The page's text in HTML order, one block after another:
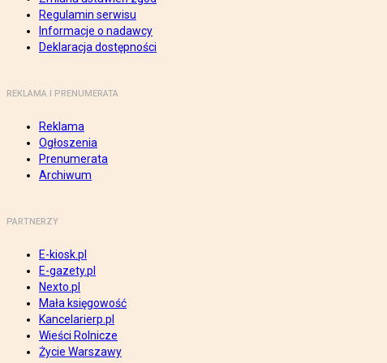
Regulamin serwisu
Informacje o nadawcy
Deklaracja dostępności
REKLAMA I PRENUMERATA
Reklama
Ogłoszenia
Prenumerata
Archiwum
PARTNERZY
E-kiosk.pl
E-gazety.pl
Nexto.pl
Mała księgowość
Kancelarierp.pl
Wieści Rolnicze
Życie Warszawy